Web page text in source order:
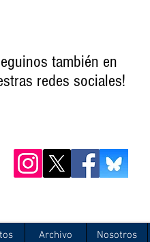
también en
redes sociales!
Archivo Nosotros